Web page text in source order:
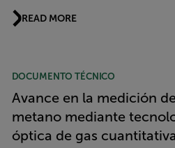
READ MORE
DOCUMENTO TÉCNICO
Avance en la medición
metano mediante
óptica de gas